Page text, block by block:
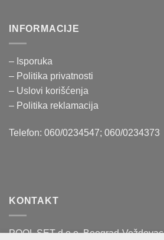
INFORMACIJE
– Isporuka
– Politika privatnosti
– Uslovi korišćenja
– Politika reklamacija
Telefon: 060/0234547; 060/0234373
KONTAKT
POOL SET d.o.o. Beograd-Voždovac